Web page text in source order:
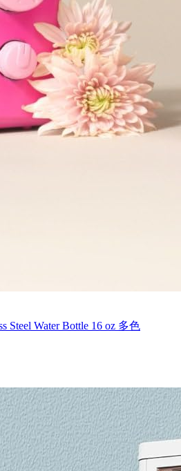
Steel Water Bottle 16 oz 多色